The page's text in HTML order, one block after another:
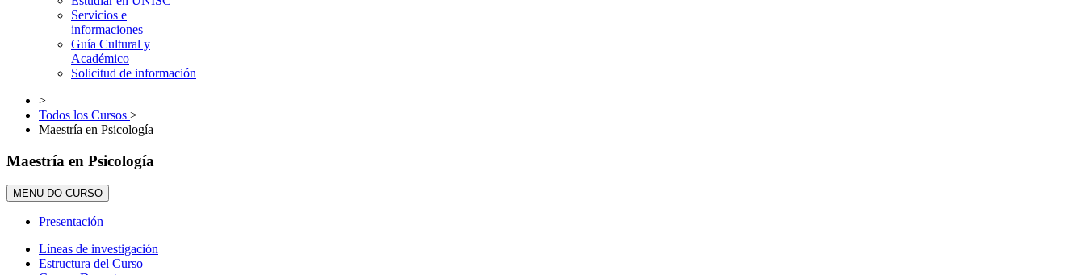
Servicios e
informaciones
Guía Cultural y
Académico
Solicitud de información
>
Todos los Cursos >
Maestría en Psicología
Maestría en Psicología
MENU DO CURSO
Presentación
Líneas de investigación
Estructura del Curso